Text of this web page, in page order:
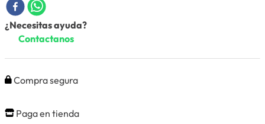
¿Necesitas ayuda?
Contactanos
Compra segura
Paga en tienda